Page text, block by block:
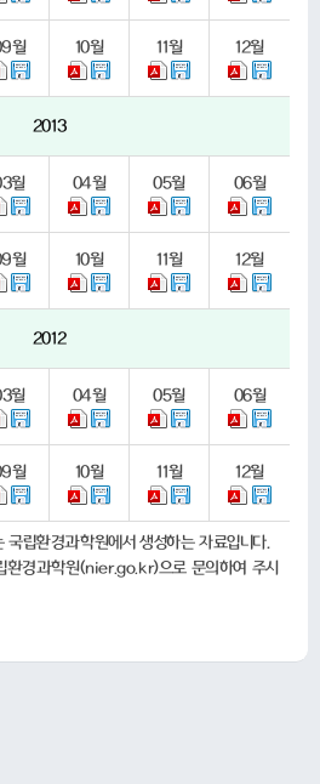
월 10월 11월 12월
2013
월 04월 05월 06월
월 10월 11월 12월
2012
월 04월 05월 06월
월 10월 11월 12월
립환경과학원에서 생성하는 자료입니다.
환경과학원(nier.go.kr)으로 문의하여 주시